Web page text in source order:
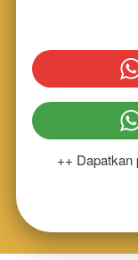
`
`
++ Dapatkan